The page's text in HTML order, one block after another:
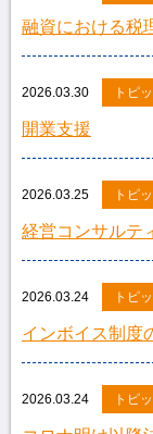
融資における税
2026.03.30 トピ
開業支援
2026.03.25 トピ
経営コンサルテ
2026.03.24 トピ
インボイス制度
2026.03.24 トピ